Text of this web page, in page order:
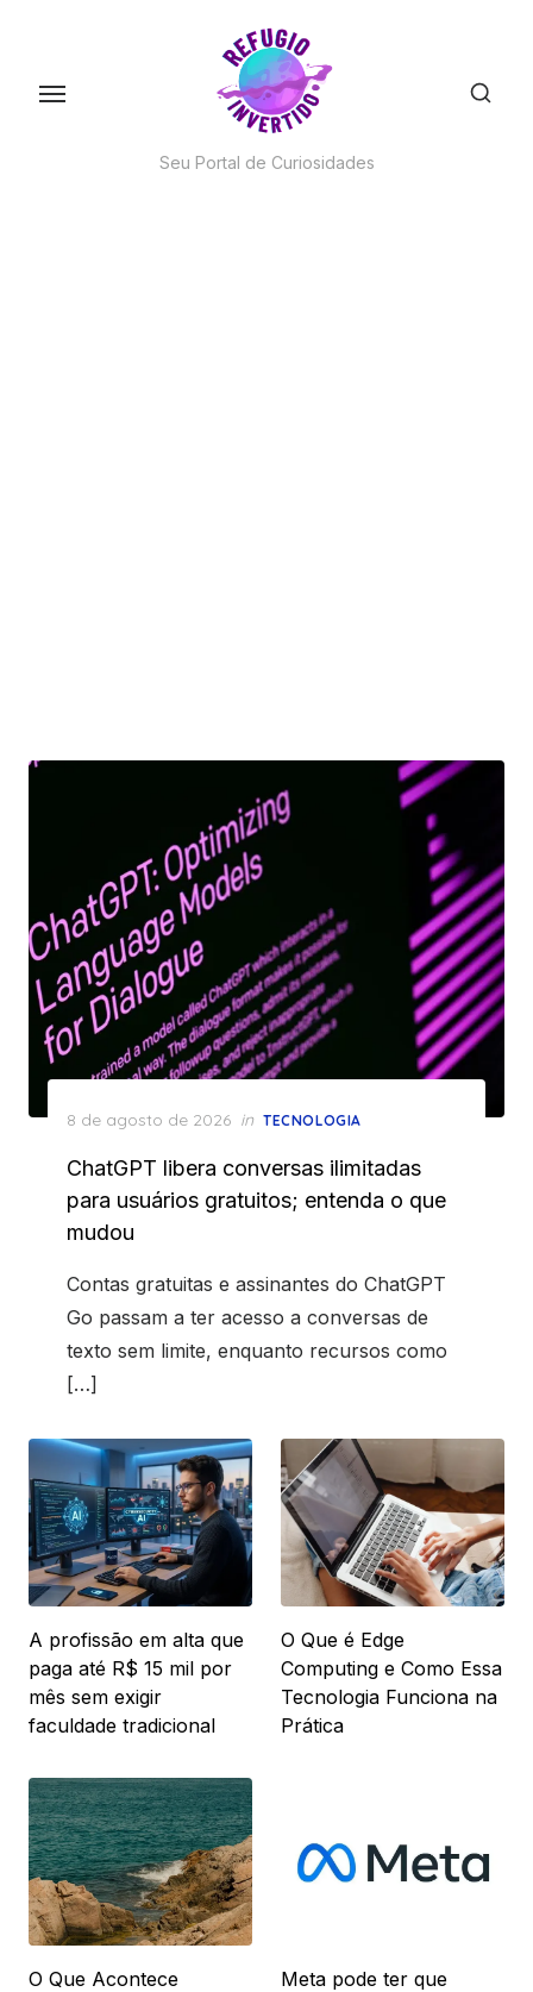
Seu Portal de Curiosidades
Posted
8 de agosto de 2026 in TECNOLOGIA
ChatGPT libera conversas ilimitadas
para usuários gratuitos; entenda o que
mudou
Contas gratuitas e assinantes do ChatGPT
Go passam a ter acesso a conversas de
texto sem limite, enquanto recursos como
[…]
A profissão em alta que
paga até R$ 15 mil por
mês sem exigir
faculdade tradicional
O Que é Edge
Computing e Como Essa
Tecnologia Funciona na
Prática
O Que Acontece
Meta pode ter que